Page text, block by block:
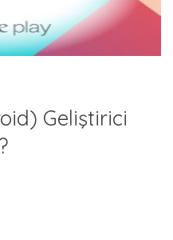
Geliştirici